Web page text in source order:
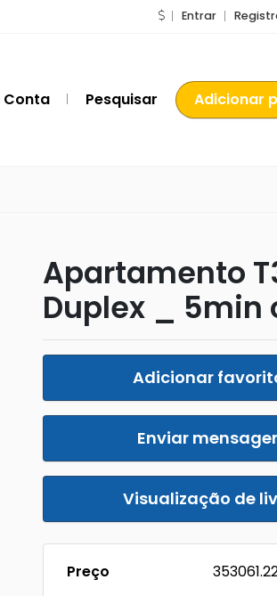
Entrar
Conta Pesquisar Adicionar
Apartamento
Duplex _ 5min
Adicionar
Enviar
Visualização de
Preço